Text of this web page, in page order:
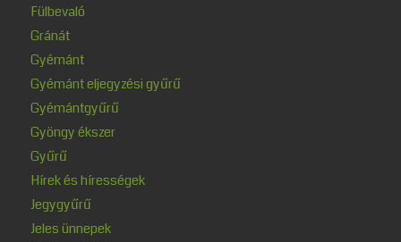
Fülbevaló
Gránát
Gyémánt
Gyémánt eljegyzési gyűrű
Gyémántgyűrű
Gyöngy ékszer
Gyűrű
Hírek és hírességek
Jegygyűrű
Jeles ünnepek